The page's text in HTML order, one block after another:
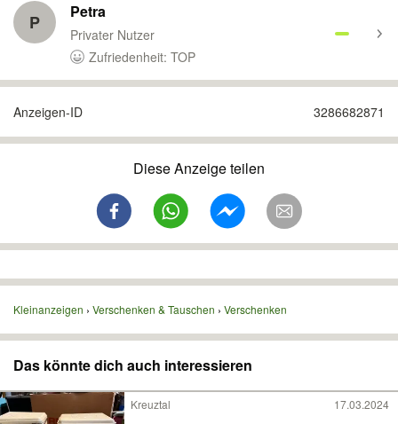
P Petra
Privater Nutzer
Zufriedenheit: TOP
Anzeigen-ID 3286682871
Diese Anzeige teilen
Kleinanzeigen Verschenken & Tauschen Verschenken
Das könnte dich auch interessieren
Kreuztal 17.03.2024